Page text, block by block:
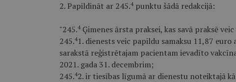
2. Papildināt ar 245.4punktu šādā redakcijā:
"245.4Ģimenes ārsta praksei, kas savā praksē
245.41. dienests veic papildu samaksu 11,87
sarakstā reģistrētajam pacientam ievadīto
2021. gada 31. decembrim;
245.42. ir tiesības līgumā ar dienestu noteiktajā